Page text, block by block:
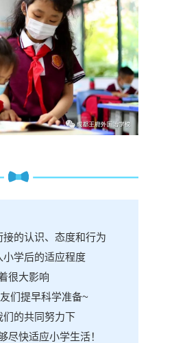
接的认识、态度和行为
小学后的适应程度
很大影响
们提早科学准备~
们的共同努力下
尽快适应小学生活！